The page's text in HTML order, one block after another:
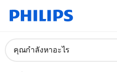
คุณกำลังหาอะไร